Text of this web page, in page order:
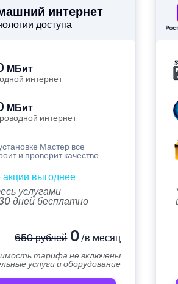
интернет
доступа
МБит
интернет
МБит
интернет
Мастер все
и проверит качество
акции выгоднее
услугами
дней бесплатно
650 рублей0/в месяц
тарифа не включены
услуги и оборудование